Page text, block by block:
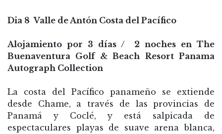
Dia 8 Valle de Antón Costa del Pacífico
Alojamiento por 3 días / 2 noches en The
Buenaventura Golf & Beach Resort Panama
Autograph Collection
La costa del Pacífico panameño se extiende
desde Chame, a través de las provincias de
Panamá y Coclé, y está salpicada de
espectaculares playas de suave arena blanca,